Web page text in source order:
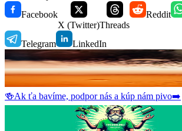
Facebook
X (Twitter)Threads
Reddit
Telegram LinkedIn
🍻Ak ťa bavíme, podpor nás a kúp nám pivo➡️